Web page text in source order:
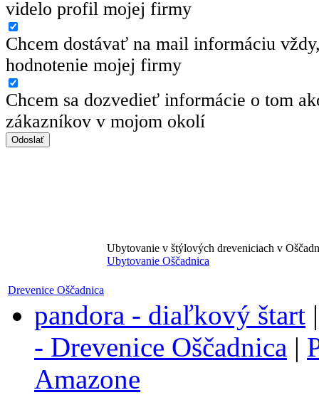
videlo profil mojej firmy
Chcem dostávať na mail informáciu
hodnotenie mojej firmy
Chcem sa dozvedieť informácie o tom
zákazníkov v mojom okolí
Drevenice Oščadnica
Ubytovanie v štýlových dreveniciach v
Ubytovanie Oščadnica
pandora - diaľkový štart
- Drevenice Oščadnica |
Amazone